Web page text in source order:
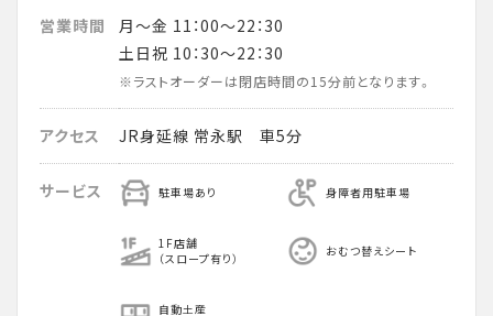
営業時間
月～金 11：00～22：30
土日祝 10：30～22：30
※ラストオーダーは閉店時間の15分前となります。
アクセス JR身延線 常永駅 車5分
サービス 駐車場あり 身障者用駐車場
1F店舗
（スロープ有り）
おむつ替えシート
自動土産